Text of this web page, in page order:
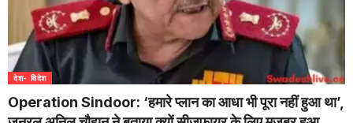
देश- विदेश
Operation Sindoor: ‘हमारे प्लान का आधा भी पूरा नहीं हुआ था’,